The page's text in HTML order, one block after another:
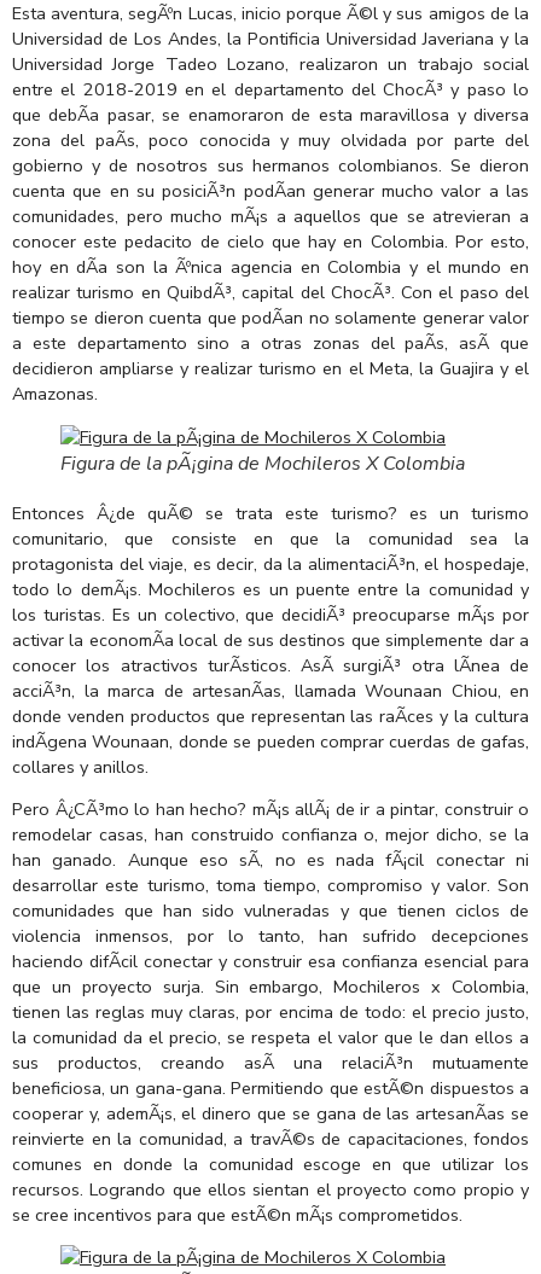
Esta aventura, segÃºn Lucas, inicio porque Ã©l y sus amigos de la
Universidad de Los Andes, la Pontificia Universidad Javeriana y la
Universidad Jorge Tadeo Lozano, realizaron un trabajo social
entre el 2018-2019 en el departamento del ChocÃ³ y paso lo
que debÃ­a pasar, se enamoraron de esta maravillosa y diversa
zona del paÃ­s, poco conocida y muy olvidada por parte del
gobierno y de nosotros sus hermanos colombianos. Se dieron
cuenta que en su posiciÃ³n podÃ­an generar mucho valor a las
comunidades, pero mucho mÃ¡s a aquellos que se atrevieran a
conocer este pedacito de cielo que hay en Colombia. Por esto,
hoy en dÃ­a son la Ãºnica agencia en Colombia y el mundo en
realizar turismo en QuibdÃ³, capital del ChocÃ³. Con el paso del
tiempo se dieron cuenta que podÃ­an no solamente generar valor
a este departamento sino a otras zonas del paÃ­s, asÃ­ que
decidieron ampliarse y realizar turismo en el Meta, la Guajira y el
Amazonas.
Figura de la pÃ¡gina de Mochileros X Colombia
Entonces Â¿de quÃ© se trata este turismo? es un turismo
comunitario, que consiste en que la comunidad sea la
protagonista del viaje, es decir, da la alimentaciÃ³n, el hospedaje,
todo lo demÃ¡s. Mochileros es un puente entre la comunidad y
los turistas. Es un colectivo, que decidiÃ³ preocuparse mÃ¡s por
activar la economÃ­a local de sus destinos que simplemente dar a
conocer los atractivos turÃ­sticos. AsÃ­ surgiÃ³ otra lÃ­nea de
acciÃ³n, la marca de artesanÃ­as, llamada Wounaan Chiou, en
donde venden productos que representan las raÃ­ces y la cultura
indÃ­gena Wounaan, donde se pueden comprar cuerdas de gafas,
collares y anillos.
Pero Â¿CÃ³mo lo han hecho? mÃ¡s allÃ¡ de ir a pintar, construir o
remodelar casas, han construido confianza o, mejor dicho, se la
han ganado. Aunque eso sÃ­, no es nada fÃ¡cil conectar ni
desarrollar este turismo, toma tiempo, compromiso y valor. Son
comunidades que han sido vulneradas y que tienen ciclos de
violencia inmensos, por lo tanto, han sufrido decepciones
haciendo difÃ­cil conectar y construir esa confianza esencial para
que un proyecto surja. Sin embargo, Mochileros x Colombia,
tienen las reglas muy claras, por encima de todo: el precio justo,
la comunidad da el precio, se respeta el valor que le dan ellos a
sus productos, creando asÃ­ una relaciÃ³n mutuamente
beneficiosa, un gana-gana. Permitiendo que estÃ©n dispuestos a
cooperar y, ademÃ¡s, el dinero que se gana de las artesanÃ­as se
reinvierte en la comunidad, a travÃ©s de capacitaciones, fondos
comunes en donde la comunidad escoge en que utilizar los
recursos. Logrando que ellos sientan el proyecto como propio y
se cree incentivos para que estÃ©n mÃ¡s comprometidos.